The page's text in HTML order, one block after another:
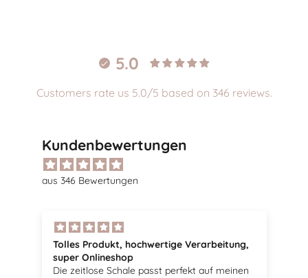
5.0
Customers rate us 5.0/5 based on 346 reviews.
Kundenbewertungen
aus 346 Bewertungen
Tolle Vögel
Sehr schöne Vögel, passen perfekt zu meiner
Dekoration.